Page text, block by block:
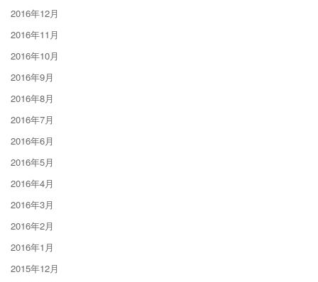
2016年12月
2016年11月
2016年10月
2016年9月
2016年8月
2016年7月
2016年6月
2016年5月
2016年4月
2016年3月
2016年2月
2016年1月
2015年12月